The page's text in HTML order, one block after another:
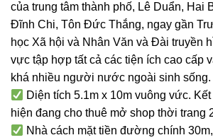
của trung tâm thành phố, Lê Duẩn, Hai
Đĩnh Chi, Tôn Đức Thắng, ngay gần
học Xã hội và Nhân Văn và Đài truyền
vực tập hợp tất cả các tiện ích cao cấp
khá nhiều người nước ngoài sinh sống.
Diện tích 5.1m x 10m vuông vức.
hiện đang cho thuê mở shop thời trang
Nhà cách mặt tiền đường chính